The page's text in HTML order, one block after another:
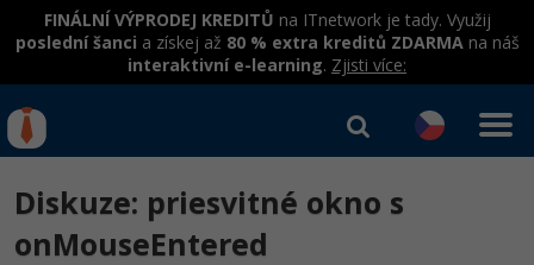
FINÁLNÍ VÝPRODEJ KREDITŮ na ITnetwork je tady. Využij
poslední šanci a získej až 80 % extra kreditů ZDARMAna náš
interaktivní e-learning. Zjisti více:
Rekvalifikace a kurzy
hrazené úřadem práce
Přihlásit se|Registrovat
Diskuze: priesvitné okno s
onMouseEntered